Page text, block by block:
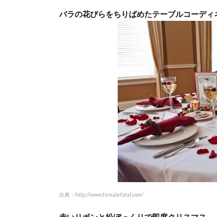
バラの花びらをちりばめたテーブルコーディ
出典： http://www.femalefatal.com/